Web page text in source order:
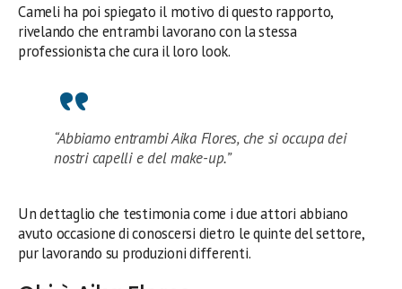
Cameli ha poi spiegato il motivo di questo rapporto,
rivelando che entrambi lavorano con la stessa
professionista che cura il loro look.
“Abbiamo entrambi Aika Flores, che si occupa dei
nostri capelli e del make-up.”
Un dettaglio che testimonia come i due attori abbiano
avuto occasione di conoscersi dietro le quinte del settore,
pur lavorando su produzioni differenti.